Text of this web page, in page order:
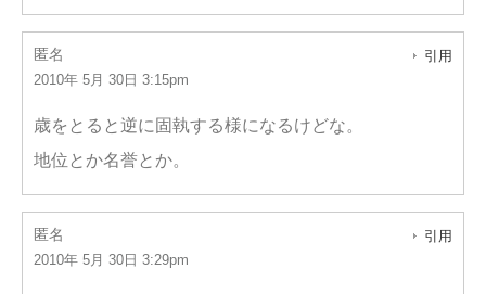
匿名
2010年 5月 30日 3:15pm
引用
歳をとると逆に固執する様になるけどな。
地位とか名誉とか。
匿名
2010年 5月 30日 3:29pm
引用